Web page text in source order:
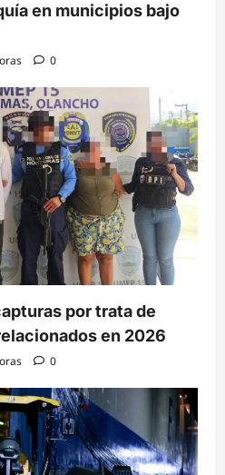
en municipios bajo
0
por trata de
en 2026
0